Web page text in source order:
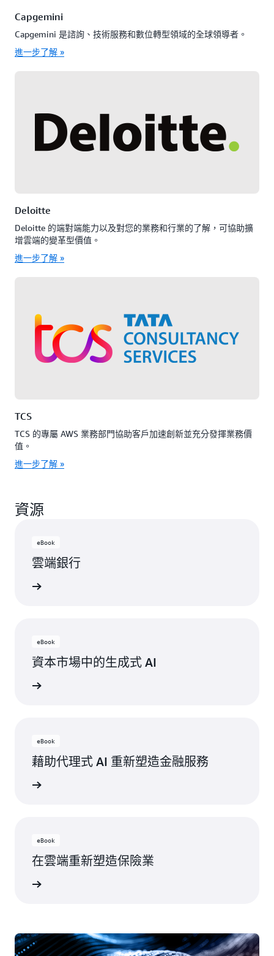
Capgemini
Capgemini 是諮詢、技術服務和數位轉型領域的全球領導者。
進一步了解 »
Deloitte
Deloitte 的端對端能力以及對您的業務和行業的了解，可協助擴
增雲端的變革型價值。
進一步了解 »
TCS
TCS 的專屬 AWS 業務部門協助客戶加速創新並充分發揮業務價
值。
進一步了解 »
資源
eBook
雲端銀行
eBook
資本市場中的生成式 AI
eBook
藉助代理式 AI 重新塑造金融服務
eBook
在雲端重新塑造保險業